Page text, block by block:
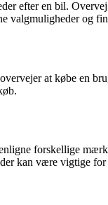
efter en bil.
og
at købe en
forskellige
kan være vigtige